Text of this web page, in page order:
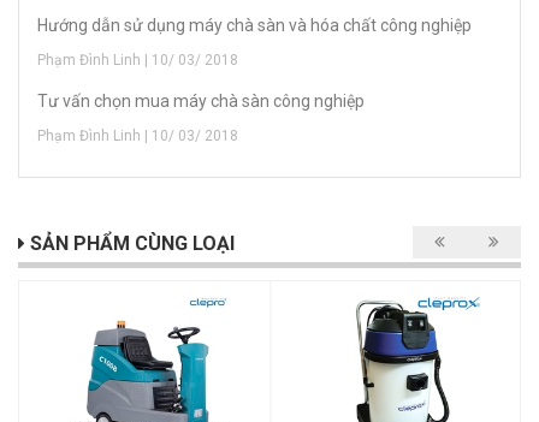
Hướng dẫn sử dụng máy chà sàn và hóa chất công nghiệp
Phạm Đình Linh | 10/ 03/ 2018
Tư vấn chọn mua máy chà sàn công nghiệp
Phạm Đình Linh | 10/ 03/ 2018
SẢN PHẨM CÙNG LOẠI